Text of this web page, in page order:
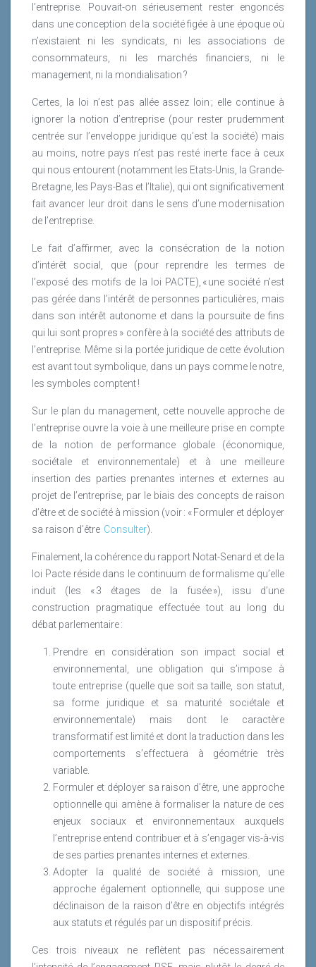
l’entreprise. Pouvait-on sérieusement rester engoncés
dans une conception de la société figée à une époque où
n’existaient ni les syndicats, ni les associations de
consommateurs, ni les marchés financiers, ni le
management, ni la mondialisation ?
Certes, la loi n’est pas allée assez loin ; elle continue à
ignorer la notion d’entreprise (pour rester prudemment
centrée sur l’enveloppe juridique qu’est la société) mais
au moins, notre pays n’est pas resté inerte face à ceux
qui nous entourent (notamment les Etats-Unis, la Grande-
Bretagne, les Pays-Bas et l’Italie), qui ont significativement
fait avancer leur droit dans le sens d’une modernisation
de l’entreprise.
Le fait d’affirmer, avec la consécration de la notion
d’intérêt social, que (pour reprendre les termes de
l’exposé des motifs de la loi PACTE), « une société n’est
pas gérée dans l’intérêt de personnes particulières, mais
dans son intérêt autonome et dans la poursuite de fins
qui lui sont propres » confère à la société des attributs de
l’entreprise. Même si la portée juridique de cette évolution
est avant tout symbolique, dans un pays comme le notre,
les symboles comptent !
Sur le plan du management, cette nouvelle approche de
l’entreprise ouvre la voie à une meilleure prise en compte
de la notion de performance globale (économique,
sociétale et environnementale) et à une meilleure
insertion des parties prenantes internes et externes au
projet de l’entreprise, par le biais des concepts de raison
d’être et de société à mission (voir : « Formuler et déployer
sa raison d’être Consulter).
Finalement, la cohérence du rapport Notat-Senard et de la
loi Pacte réside dans le continuum de formalisme qu’elle
induit (les « 3 étages de la fusée »), issu d’une
construction pragmatique effectuée tout au long du
débat parlementaire :
Prendre en considération son impact social et
environnemental, une obligation qui s’impose à
toute entreprise (quelle que soit sa taille, son statut,
sa forme juridique et sa maturité sociétale et
environnementale) mais dont le caractère
transformatif est limité et dont la traduction dans les
comportements s’effectuera à géométrie très
variable.
Formuler et déployer sa raison d’être, une approche
optionnelle qui amène à formaliser la nature de ces
enjeux sociaux et environnementaux auxquels
l’entreprise entend contribuer et à s’engager vis-à-vis
de ses parties prenantes internes et externes.
Adopter la qualité de société à mission, une
approche également optionnelle, qui suppose une
déclinaison de la raison d’être en objectifs intégrés
aux statuts et régulés par un dispositif précis.
Ces trois niveaux ne reflètent pas nécessairement